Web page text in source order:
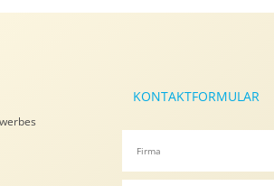
KONTAKTFORMULAR